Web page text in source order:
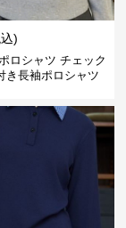
)
ロシャツ チェック
き長袖ポロシャツ